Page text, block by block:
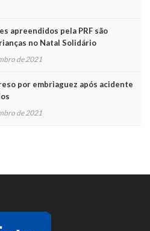
apreendidos pela PRF são
no Natal Solidário
de 2021
por embriaguez após acidente
de 2021